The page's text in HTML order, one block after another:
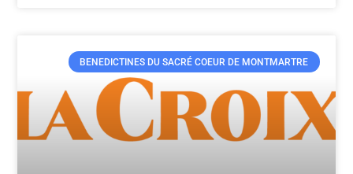
BENEDICTINES DU SACRÉ COEUR DE MONTMARTRE